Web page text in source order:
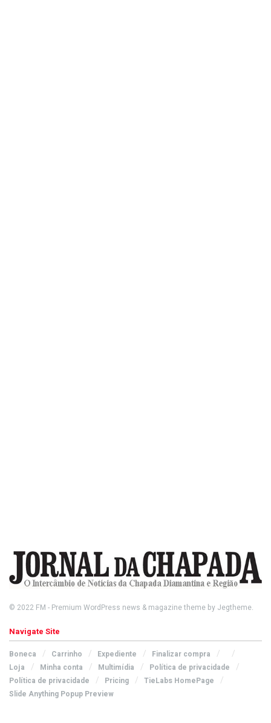
© 2022 FM - Premium WordPress news & magazine theme by Jegtheme.
Navigate Site
Boneca Carrinho Expediente
Finalizar compra
Loja
Minha conta Multimídia
Política de privacidade
Política de privacidade
Pricing
TieLabs HomePage
Slide Anything Popup Preview